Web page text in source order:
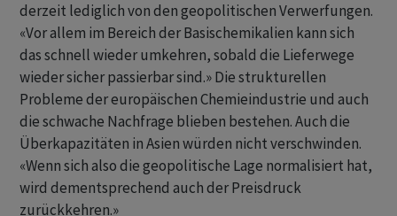
derzeit lediglich von den geopolitischen Verwerfungen.
«Vor allem im Bereich der Basischemikalien kann sich
‌das schnell wieder umkehren, sobald die Lieferwege
wieder sicher passierbar sind.» Die strukturellen
Probleme der europäischen Chemieindustrie und auch
die schwache Nachfrage blieben bestehen. Auch die
Überkapazitäten in Asien würden nicht verschwinden.
«Wenn sich also die geopolitische Lage normalisiert hat,
wird dementsprechend auch der Preisdruck
zurückkehren.»